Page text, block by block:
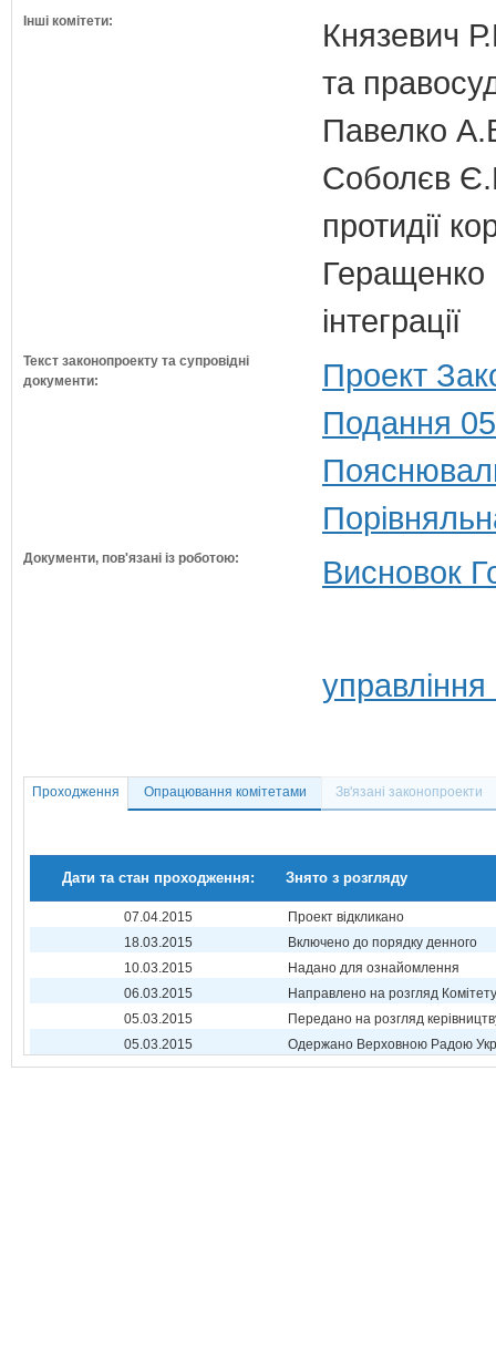
Інші комітети:
Князевич
та
Павелко
Соболєв
протидії
Геращенко
інтеграції
Текст законопроекту та супровідні
документи:
Проект
Подання
Документи, пов'язані із роботою: Висновок
Проходження Опрацювання комітетами Зв'язані законопроекти
Дати та стан проходження: Знято з розгляду
07.04.2015
Проект відкликано
18.03.2015
Включено до порядку денного
10.03.2015
Надано для ознайомлення
06.03.2015
Направлено на розгляд Комітету
05.03.2015
Передано на розгляд
05.03.2015
Одержано Верховною Радою